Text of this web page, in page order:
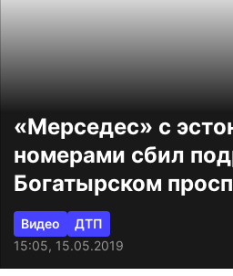
«Мерседес» с
номерами сбил
Богатырском
Видео
ДТП
15:05, 15.05.2019